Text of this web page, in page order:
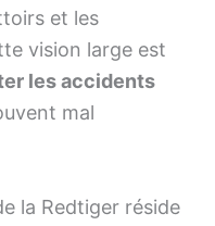
et les
vision large est
les accidents
mal
la Redtiger réside